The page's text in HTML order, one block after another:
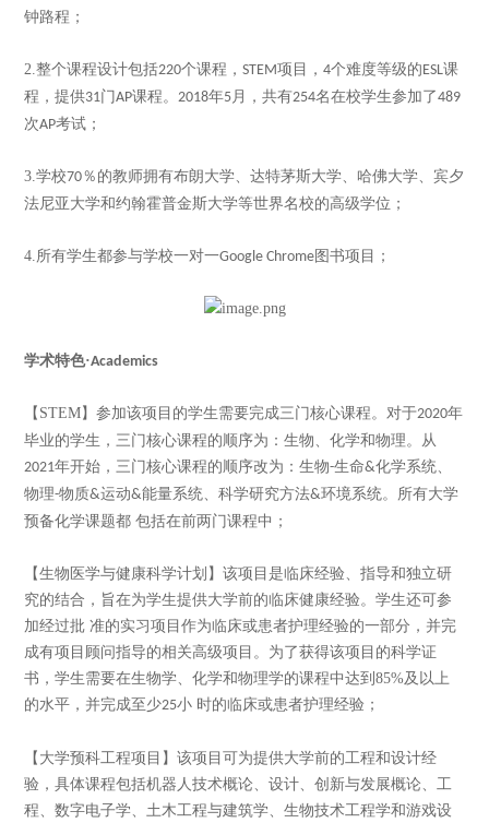
钟路程；
2.整个课程设计包括220个课程，STEM项目，4个难度等级的ESL课
程，提供31门AP课程。 2018年5 月，共有254名在校学生参加了489
次AP考试；
3.学校70％的教师拥有布朗大学、达特茅斯大学、哈佛大学、宾夕
法尼亚大学和约翰霍普金斯大学等世界名校的高级学位；
4. 所有学生都参与学校一对一Google Chrome图书项目；
学术特色·Academics
【 STEM】参加该项目的学生需要完成三门核心课程。对于2020年
毕业的学生，三门核心课程的顺序为：生物、化学和物理。从
2021年开始，三门核心课程的顺序改为：生物-生命&化学系统、
物理-物质&运动&能量系统、科学研究方法&环境系统。所有大学
预备化学课题都 包括在前两门课程中；
【生物医学与健康科学计划】该项目是临床经验、指导和独立研
究的结合，旨在为学生提供大学前的临床健康经验。学生还可参
加经过批 准的实习项目作为临床或患者护理经验的一部分，并完
成有项目顾问指导的相关高级项目。为了获得该项目的科学证
书，学生需要在生物学、化学和物理学的课程中达到85%及以上
的水平，并完成至少25小 时的临床或患者护理经验；
【大学预科工程项目】该项目可为提供大学前的工程和设计经
验，具体课程包括机器人技术概论、设计、创新与发展概论、工
程、数字电子学、土木工程与建筑学、生物技术工程学和游戏设